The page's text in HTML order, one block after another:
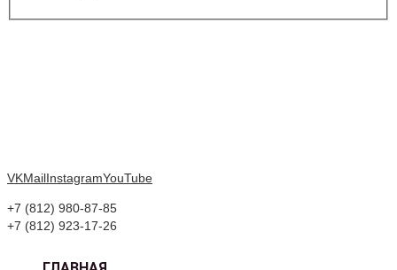
VKMailInstagramYouTube
+7 (812) 980-87-85
+7 (812) 923-17-26